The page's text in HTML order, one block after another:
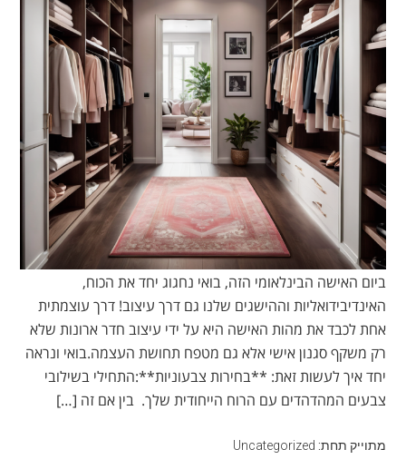
ביום האישה הבינלאומי הזה, בואי נחגוג יחד את הכוח,
האינדיבידואליות וההישגים שלנו גם דרך עיצוב! דרך עוצמתית
אחת לכבד את מהות האישה היא על ידי עיצוב חדר ארונות שלא
רק משקף סגנון אישי אלא גם מטפח תחושת העצמה.בואי ונראה
יחד איך לעשות זאת: **בחירות צבעוניות**:התחילי בשילובי
צבעים המהדהדים עם הרוח הייחודית שלך. בין אם זה […]
מתוייק תחת: Uncategorized